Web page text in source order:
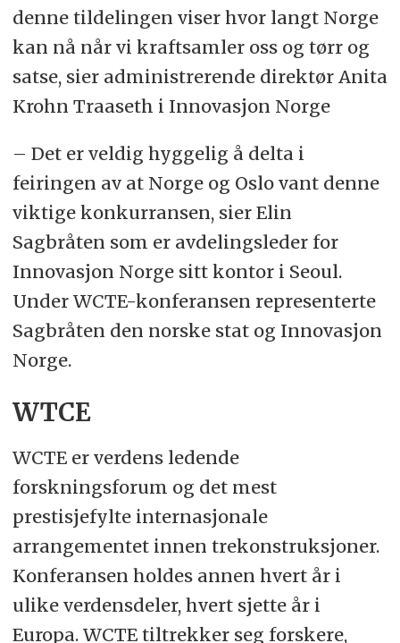
denne tildelingen viser hvor langt Norge
kan nå når vi kraftsamler oss og tørr og
satse, sier administrerende direktør Anita
Krohn Traaseth i Innovasjon Norge
– Det er veldig hyggelig å delta i
feiringen av at Norge og Oslo vant denne
viktige konkurransen, sier Elin
Sagbråten som er avdelingsleder for
Innovasjon Norge sitt kontor i Seoul.
Under WCTE-konferansen representerte
Sagbråten den norske stat og Innovasjon
Norge.
WTCE
WCTE er verdens ledende
forskningsforum og det mest
prestisjefylte internasjonale
arrangementet innen trekonstruksjoner.
Konferansen holdes annen hvert år i
ulike verdensdeler, hvert sjette år i
Europa. WCTE tiltrekker seg forskere,